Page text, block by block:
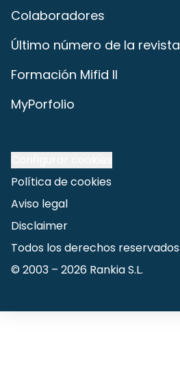
Colaboradores
Último número de la revista
Formación Mifid II
MyPorfolio
Política de cookies
Aviso legal
Disclaimer
Todos los derechos reservados
© 2003 – 2026 Rankia S.L.